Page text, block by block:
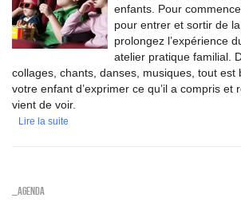
enfants. Pour
pour entrer et sortir de
prolongez l’expérience
atelier pratique familial.
collages, chants, danses, musiques, tout est
votre enfant d’exprimer ce qu’il a compris et
vient de voir.
Lire la suite
_Agenda